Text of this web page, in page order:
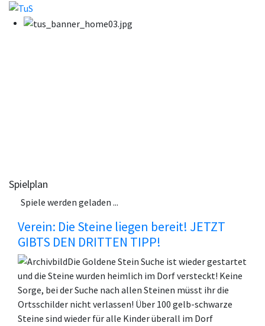
Spielplan
Spiele werden geladen ...
Verein: Die Steine liegen bereit! JETZT
GIBTS DEN DRITTEN TIPP!
Die Goldene Stein Suche ist wieder gestartet
und die Steine wurden heimlich im Dorf versteckt! Keine
Sorge, bei der Suche nach allen Steinen müsst ihr die
Ortsschilder nicht verlassen! Über 100 gelb-schwarze
Steine sind wieder für alle Kinder überall im Dorf